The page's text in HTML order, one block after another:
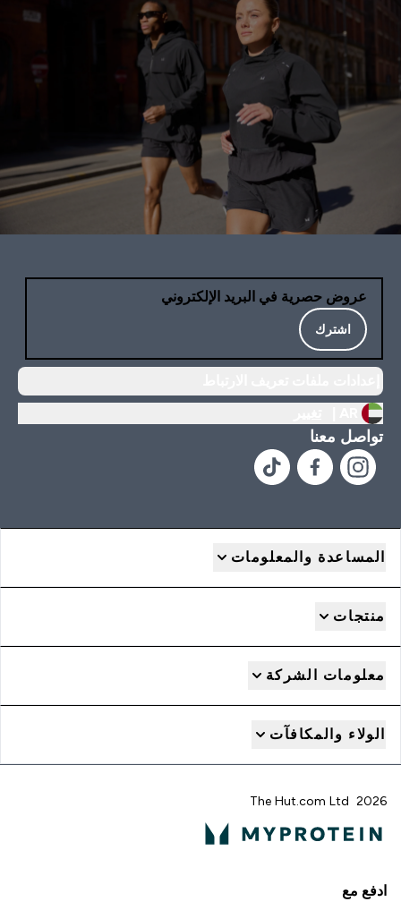
عروض حصرية في البريد الإلكتروني
اشترك
تواصل معنا
المساعدة والمعلومات
منتجات
معلومات الشركة
الولاء والمكافآت
2026 The Hut.com Ltd
ادفع مع